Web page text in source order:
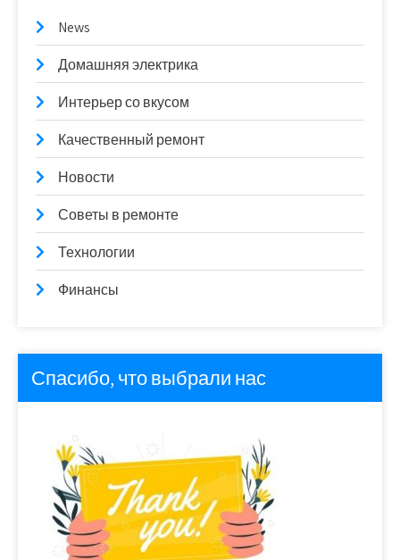
News
Домашняя электрика
Интерьер со вкусом
Качественный ремонт
Новости
Советы в ремонте
Технологии
Финансы
Спасибо, что выбрали нас